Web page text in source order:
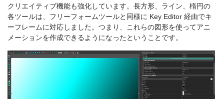
クリエイティブ機能も強化しています。長方形、ライン、楕円の
各ツールは、フリーフォームツールと同様に Key Editor 経由でキ
ーフレームに対応しました。つまり、これらの図形を使ってアニ
メーションを作成できるようになったということです。